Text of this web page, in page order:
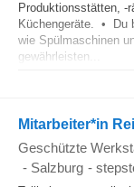
Produktionsstätten, -
Küchengeräte. • Du
wie Spülmaschinen
gewährleisten...
Mitarbeiter*in
Geschützte
- Salzburg -